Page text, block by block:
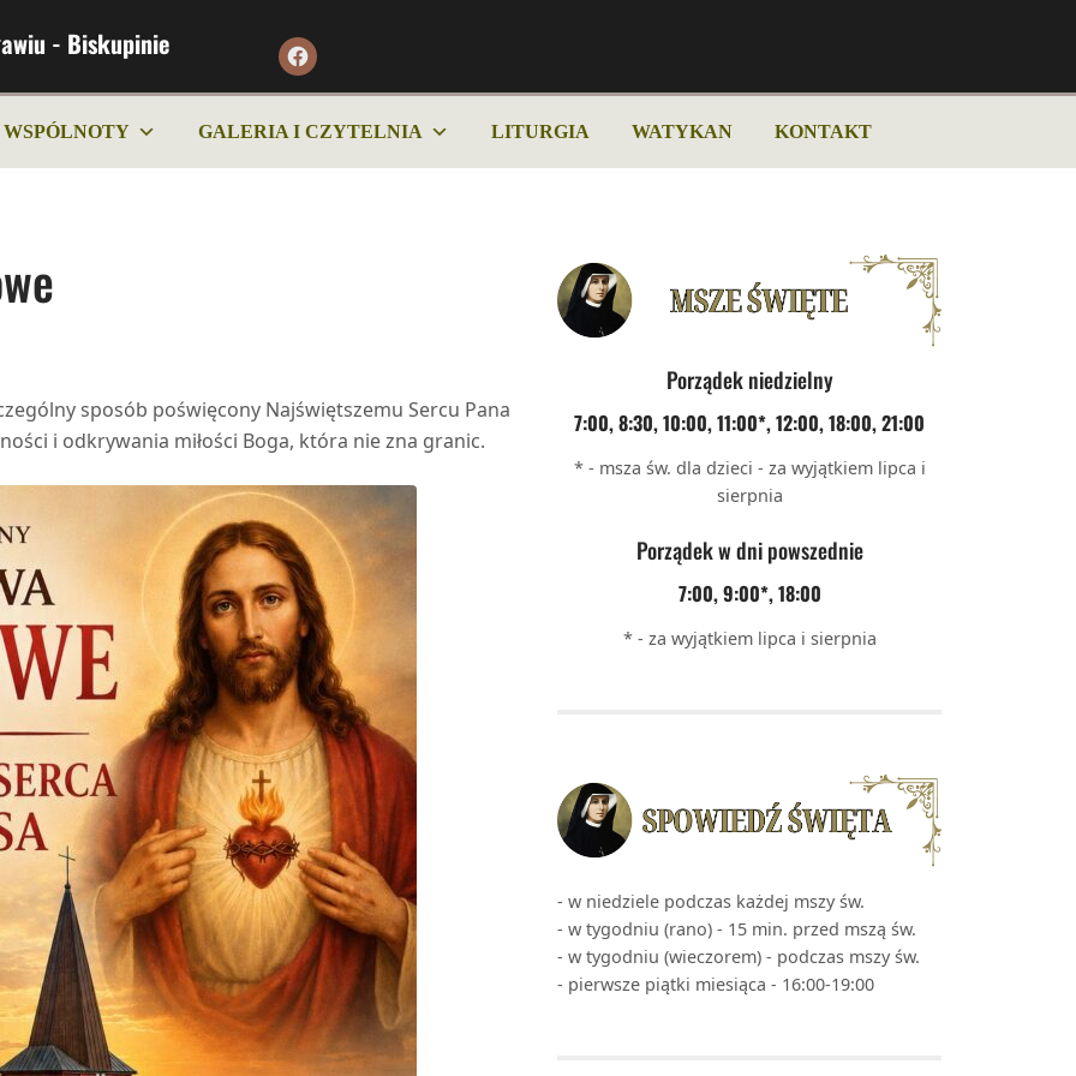
- Biskupinie
WSPÓLNOTY GALERIA I CZYTELNIA LITURGIA WATYKAN KONTAKT
sposób poświęcony Najświętszemu Sercu Pana
i odkrywania miłości Boga, która nie zna granic.
Porządek niedzielny
7:00, 8:30, 10:00, 11:00*, 12:00, 18:00, 21:00
* - msza św. dla dzieci - za wyjątkiem lipca i
sierpnia
Porządek w dni powszednie
7:00, 9:00*, 18:00
* - za wyjątkiem lipca i sierpnia
- w niedziele podczas każdej mszy św.
- w tygodniu (rano) - 15 min. przed mszą św.
- w tygodniu (wieczorem) - podczas mszy św.
- pierwsze piątki miesiąca - 16:00-19:00